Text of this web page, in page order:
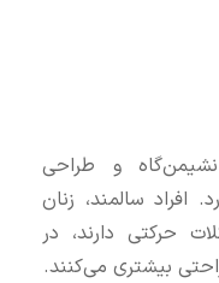
و طراحی
افراد سالمند، زنان
حرکتی دارند، در
بیشتری می‌کنند.